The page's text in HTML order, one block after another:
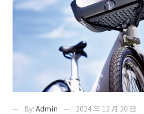
By: Admin 2024 年 12 月 20 日